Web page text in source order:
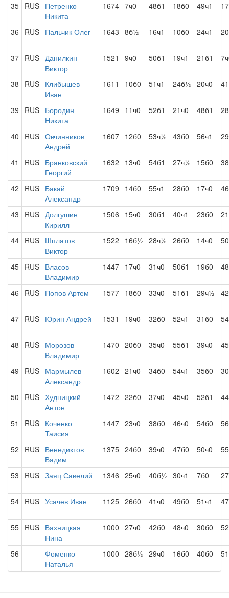
35 RUS Петренко
Никита
1674 7ч0 48б1 18б0 49ч1
36 RUS Пальчик Олег 1643 8б½ 16ч1 10б0 24ч1
37 RUS Данилкин
Виктор
1521 9ч0 50б1 19ч1 21б1
38 RUS Клибышев
Иван
1611 10б0 51ч1 24б½ 20ч0
39 RUS Бородин
Никита
1649 11ч0 52б1 21ч0 48б1
40 RUS Овчинников
Андрей
1607 12б0 53ч½ 43б0 56ч1
41 RUS Бранковский
Георгий
1632 13ч0 54б1 27ч½ 15б0
42 RUS Бакай
Александр
1709 14б0 55ч1 28б0 17ч0
43 RUS Долгушин
Кирилл
1506 15ч0 30б1 40ч1 23б0
44 RUS Шплатов
Виктор
1522 16б½ 28ч½ 26б0 14ч0
45 RUS Власов
Владимир
1447 17ч0 31ч0 50б1 19б0
46 RUS Попов Артем 1577 18б0 33ч0 51б1 29ч½
47 RUS Юрин Андрей 1531 19ч0 32б0 52ч1 31б0
48 RUS Морозов
Владимир
1470 20б0 35ч0 55б1 39ч0
49 RUS Мармылев
Александр
1602 21ч0 34б0 54ч1 35б0
50 RUS Худницкий
Антон
1472 22б0 37ч0 45ч0 52б1
51 RUS Коченко
Таисия
1447 23ч0 38б0 46ч0 54б0
52 RUS Венедиктов
Вадим
1375 24б0 39ч0 47б0 50ч0
53 RUS Заяц Савелий 1346 25ч0 40б½ 30ч1 7б0
54 RUS Усачев Иван 1125 26б0 41ч0 49б0 51ч1
55 RUS Вахницкая
Нина
1000 27ч0 42б0 48ч0 30б0
56
Фоменко
Наталья
1000 28б½ 29ч0 16б0 40б0